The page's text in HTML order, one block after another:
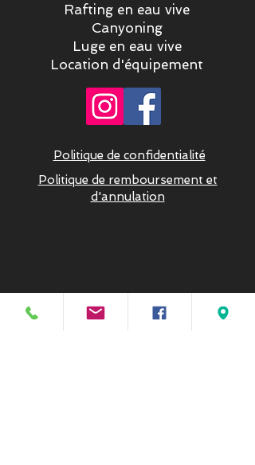
Politique de confidentialité
Politique de remboursement et
d'annulation
Rafting en eau vive
Canyoning
Luge en eau vive
Location d'équipement